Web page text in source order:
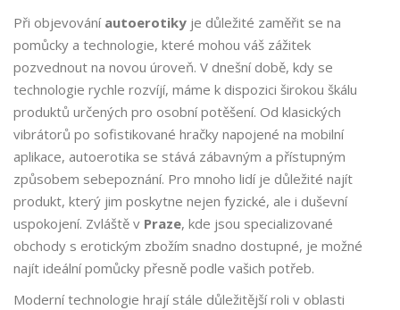
Při objevování autoerotiky je důležité zaměřit se na
pomůcky a technologie, které mohou váš zážitek
pozvednout na novou úroveň. V dnešní době, kdy se
technologie rychle rozvíjí, máme k dispozici širokou škálu
produktů určených pro osobní potěšení. Od klasických
vibrátorů po sofistikované hračky napojené na mobilní
aplikace, autoerotika se stává zábavným a přístupným
způsobem sebepoznání. Pro mnoho lidí je důležité najít
produkt, který jim poskytne nejen fyzické, ale i duševní
uspokojení. Zvláště v Praze, kde jsou specializované
obchody s erotickým zbožím snadno dostupné, je možné
najít ideální pomůcky přesně podle vašich potřeb.
Moderní technologie hrají stále důležitější roli v oblasti